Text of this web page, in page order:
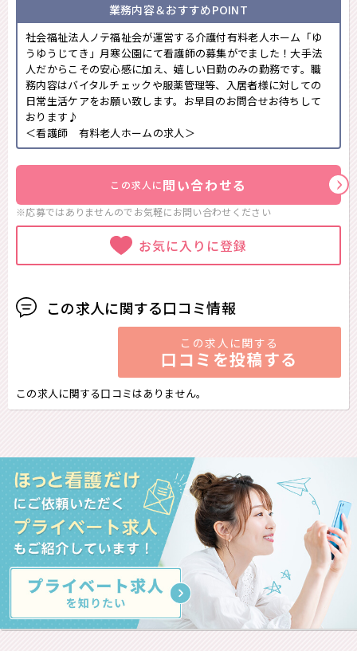
業務内容＆おすすめPOINT
社会福祉法人ノテ福祉会が運営する介護付有料老人ホーム「ゆ
うゆうじてき」月寒公園にて看護師の募集がでました！大手法
人だからこその安心感に加え、嬉しい日勤のみの勤務です。職
務内容はバイタルチェックや服薬管理等、入居者様に対しての
日常生活ケアをお願い致します。お早目のお問合せお待ちして
おります♪
＜看護師 有料老人ホームの求人＞
この求人に問い合わせる
※応募ではありませんのでお気軽にお問い合わせください
お気に入りに登録
この求人に関する口コミ情報
この求人に関する
口コミを投稿する
この求人に関する口コミはありません。